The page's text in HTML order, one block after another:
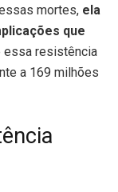
mortes, ela
que
essa resistência
a 169 milhões